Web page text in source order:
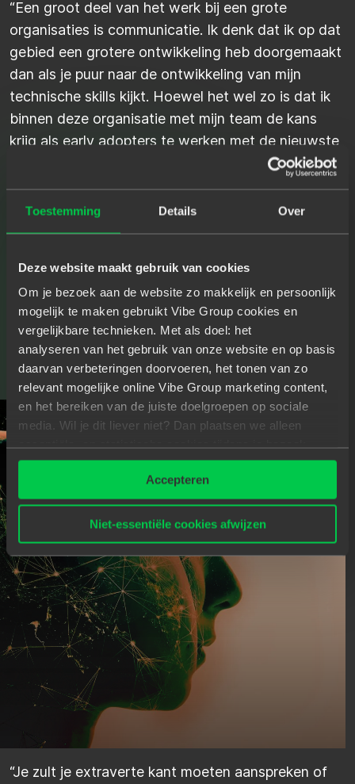
Toestemming Details Over
Deze website maakt gebruik van cookies
Om je bezoek aan de website zo makkelijk en persoonlijk
mogelijk te maken gebruikt Vibe Group cookies en
vergelijkbare technieken. Met als doel: het
analyseren van het gebruik van onze website en op basis
daarvan verbeteringen doorvoeren, het tonen van zo
relevant mogelijke online Vibe Group marketing content,
en het bereiken van de juiste doelgroepen op sociale
media. Wil je dit liever niet? Dan plaatsen we alleen
essentiële- en statistische cookies tijdens je bezoek.
Meer weten? Klik hierboven op 'Details' of lees onze
Accepteren
Niet-essentiële cookies afwijzen
“Een groot deel van het werk bij een grote
organisaties is communicatie. Ik denk dat ik op dat
gebied een grotere ontwikkeling heb doorgemaakt
dan als je puur naar de ontwikkeling van mijn
technische skills kijkt. Hoewel het wel zo is dat ik
binnen deze organisatie met mijn team de kans
krijg als early adopters te werken met de nieuwste
Cloud tech en de next-level deployment en agility
die deze met zich meebrengt. Dat is uiteraard erg
interessant voor mij als developer! Toch is het mijn
indruk dat het over het algemeen steeds
skills’ eigen te maken.”
COMMUNICATIE IS HET
SLEUTELWOORD
“Je zult je extraverte kant moeten aanspreken of